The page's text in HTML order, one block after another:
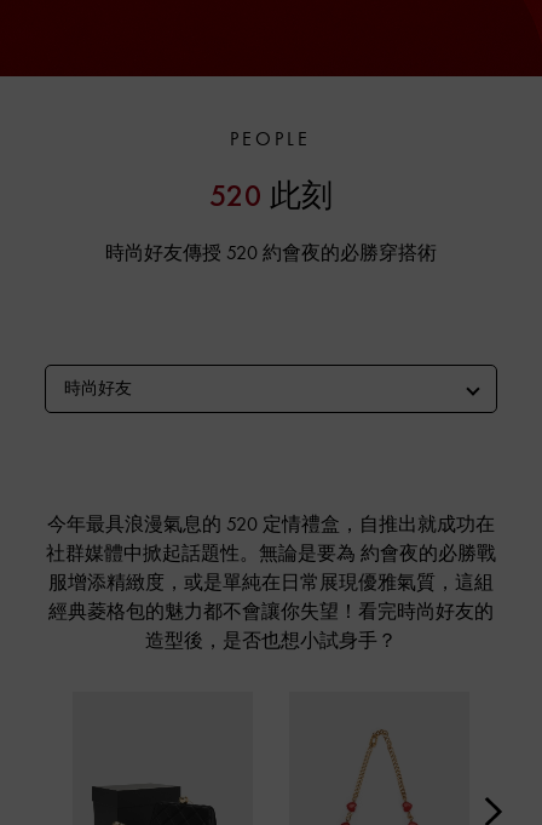
PEOPLE
520 此刻
時尚好友傳授 520 約會夜的必勝穿搭術
時尚好友
今年最具浪漫氣息的 520 定情禮盒，自推出就成功在
社群媒體中掀起話題性。無論是要為 約會夜的必勝戰
服增添精緻度，或是單純在日常展現優雅氣質，這組
經典菱格包的魅力都不會讓你失望！看完時尚好友的
造型後，是否也想小試身手？